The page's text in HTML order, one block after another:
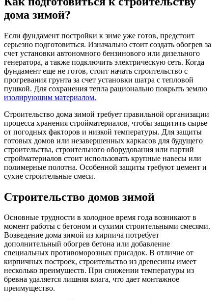
дома зимой?
Если фундамент постройки к зиме уже готов, предстоит
серьезно подготовиться. Изначально стоит создать обогрев за
счет установки автономного бензинового или дизельного
генератора, а также подключить электрическую сеть. Когда
фундамент еще не готов, стоит начать строительство с
прогревания грунта за счет установки шатра с тепловой
пушкой. Для сохранения тепла рационально покрыть землю
изолирующим материалом.
Строительство дома зимой требует правильной организации
процесса хранения стройматериалов, чтобы защитить сырье
от погодных факторов и низкой температуры. Для защиты
готовых домов или незавершенных каркасов для будущего
строительства, строительного оборудования или партий
стройматериалов стоит использовать крупные навесы или
полимерные полотна. Особенной защиты требуют цемент и
сухие строительные смеси.
Строительство домов зимой
Основные трудности в холодное время года возникают в
момент работы с бетоном и сухими строительными смесями.
Возведение дома зимой из кирпича потребует
дополнительный обогрев бетона или добавление
специальных противоморозных присадок. В отличие от
кирпичных построек, строительство из древесины имеет
несколько преимуществ. При снижении температуры из
бревна удаляется лишняя влага, что дает монтажное
преимущество.